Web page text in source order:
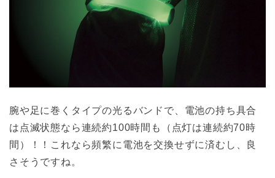
腕や足に巻くタイプの光るバンドで、電池の持ち具合
は点滅状態なら連続約100時間も（点灯は連続約70時
間）！！これなら頻繁に電池を交換せずに済むし、良
さそうですね。